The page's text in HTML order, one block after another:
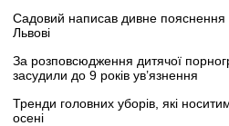
Садовий написав дивне пояснення
Львові
За розповсюдження дитячої
засудили до 9 років ув’язнення
Тренди головних уборів, які
осені